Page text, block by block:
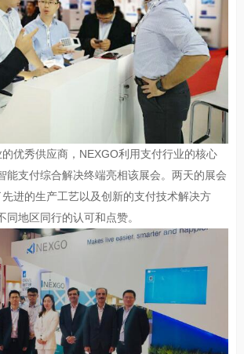
优秀供应商，NEXGO利用支付行业的核心
能支付综合解决终端亮相该展会。两天的展会
进的生产工艺以及创新的支付技术解决方
同地区同行的认可和点赞。